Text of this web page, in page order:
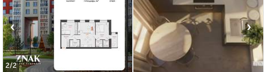
2/2
‹ ›